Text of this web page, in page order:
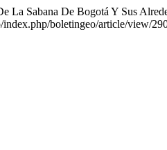
La Sabana De Bogotá Y Sus
index.php/boletingeo/article/view/